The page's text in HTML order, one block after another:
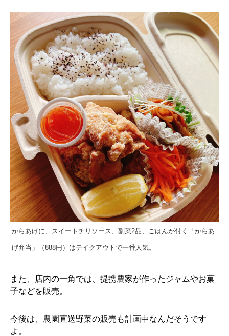
からあげに、スイートチリソース、副菜2品、ごはんが付く「からあ
げ弁当」（888円）はテイクアウトで一番人気。
また、店内の一角では、提携農家が作ったジャムやお菓
子などを販売。
今後は、農園直送野菜の販売も計画中なんだそうです
よ。